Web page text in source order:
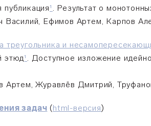
публикация¹. Результат о
Василий, Ефимов Артем, Карпов
треугольника и
этюд¹. Доступное изложение
Артем, Журавлёв Дмитрий,
задач (html-версия)